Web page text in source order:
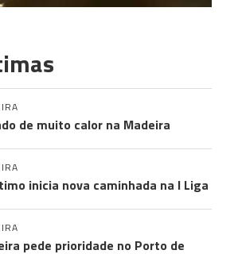
de muito calor na Madeira
inicia nova caminhada na I Liga
pede prioridade no Porto de